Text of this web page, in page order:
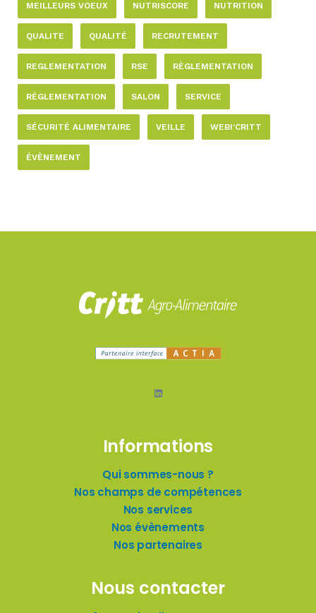
MEILLEURS VOEUX NUTRISCORE NUTRITION
QUALITE QUALITÉ RECRUTEMENT
REGLEMENTATION RSE RÈGLEMENTATION
RÉGLEMENTATION SALON SERVICE
SÉCURITÉ ALIMENTAIRE VEILLE WEBI'CRITT
ÉVÈNEMENT
LinkedIn
Informations
Qui sommes-nous ?
Nos champs de compétences
Nos services
Nos évènements
Nos partenaires
Nous contacter